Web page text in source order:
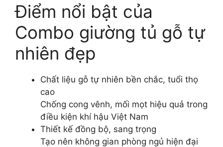
Điểm nổi bật của
Combo giường tủ gỗ tự
nhiên đẹp
Chất liệu gỗ tự nhiên bền chắc, tuổi thọ
cao
Chống cong vênh, mối mọt hiệu quả trong
điều kiện khí hậu Việt Nam
Thiết kế đồng bộ, sang trọng
Tạo nên không gian phòng ngủ hiện đại